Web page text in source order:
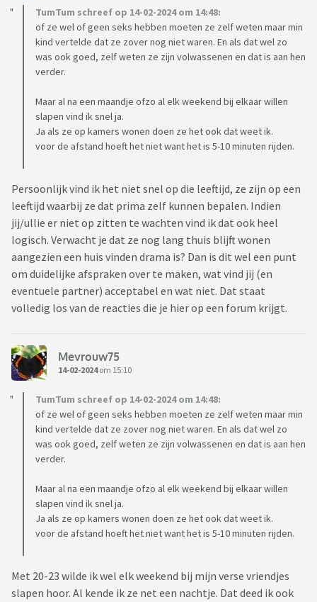
TumTum schreef op 14-02-2024 om 14:48:
of ze wel of geen seks hebben moeten ze zelf weten maar min
kind vertelde dat ze zover nog niet waren. En als dat wel zo
was ook goed, zelf weten ze zijn volwassenen en dat is aan hen
verder.
Maar al na een maandje ofzo al elk weekend bij elkaar willen
slapen vind ik snel ja.
Ja als ze op kamers wonen doen ze het ook dat weet ik.
voor de afstand hoeft het niet want het is 5-10 minuten rijden.
Persoonlijk vind ik het niet snel op die leeftijd, ze zijn op een
leeftijd waarbij ze dat prima zelf kunnen bepalen. Indien
jij/ullie er niet op zitten te wachten vind ik dat ook heel
logisch. Verwacht je dat ze nog lang thuis blijft wonen
aangezien een huis vinden drama is? Dan is dit wel een punt
om duidelijke afspraken over te maken, wat vind jij (en
eventuele partner) acceptabel en wat niet. Dat staat
volledig los van de reacties die je hier op een forum krijgt.
Mevrouw75
14-02-2024om 15:10
TumTum schreef op 14-02-2024 om 14:48:
of ze wel of geen seks hebben moeten ze zelf weten maar min
kind vertelde dat ze zover nog niet waren. En als dat wel zo
was ook goed, zelf weten ze zijn volwassenen en dat is aan hen
verder.
Maar al na een maandje ofzo al elk weekend bij elkaar willen
slapen vind ik snel ja.
Ja als ze op kamers wonen doen ze het ook dat weet ik.
voor de afstand hoeft het niet want het is 5-10 minuten rijden.
Met 20-23 wilde ik wel elk weekend bij mijn verse vriendjes
slapen hoor. Al kende ik ze net een nachtje. Dat deed ik ook